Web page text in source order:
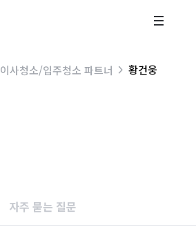
이사청소/입주청소 파트너 황건웅
자주 묻는 질문